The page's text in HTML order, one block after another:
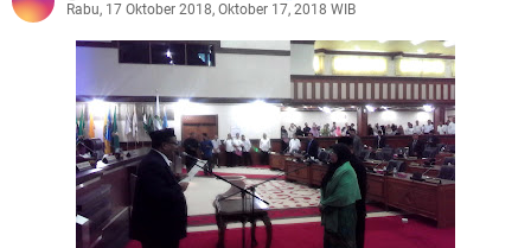
Rabu, 17 Oktober 2018, Oktober 17, 2018 WIB